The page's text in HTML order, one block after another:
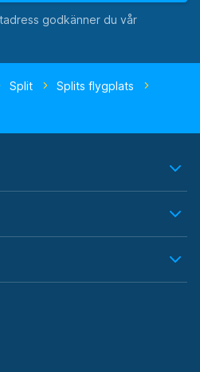
godkänner du vår
Split
Splits flygplats